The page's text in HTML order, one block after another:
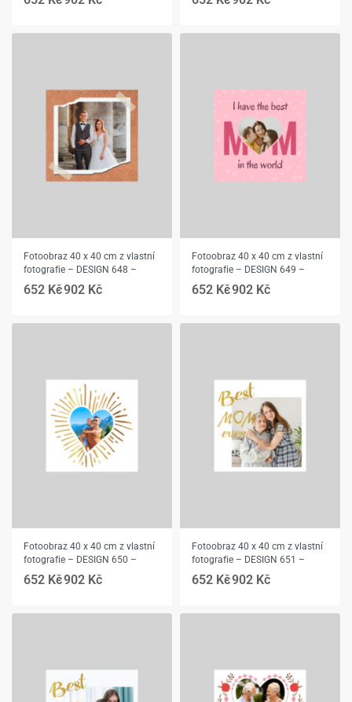
Fotoobraz 40 x 40 cm z vlastní
fotografie – DESIGN 648 –
652 Kč902 Kč
Fotoobraz 40 x 40 cm z vlastní
fotografie – DESIGN 649 –
652 Kč902 Kč
Fotoobraz 40 x 40 cm z vlastní
fotografie – DESIGN 650 –
652 Kč902 Kč
Fotoobraz 40 x 40 cm z vlastní
fotografie – DESIGN 651 –
652 Kč902 Kč